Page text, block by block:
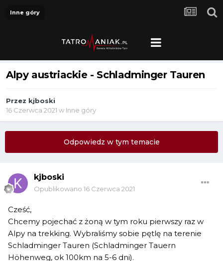
Inne góry
Alpy austriackie - Schladminger Tauren
Przez kjboski
16 Czerwca 2021 w Inne góry
Odpowiedz w tym temacie
kjboski
Opublikowano 16 Czerwca 2021
Cześć,
Chcemy pojechać z żoną w tym roku pierwszy raz w
Alpy na trekking. Wybraliśmy sobie pętlę na terenie
Schladminger Tauren (Schladminger Tauern
Höhenweg, ok 100km na 5-6 dni).